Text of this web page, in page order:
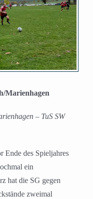
Marienhagen
– TuS SW
Ende des Spieljahres
ein
hat die SG gegen
zweimal